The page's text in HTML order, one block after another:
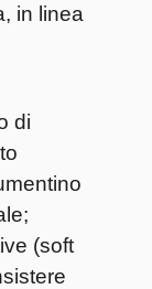
in linea
di
(soft